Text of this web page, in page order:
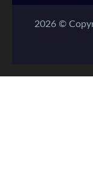
2026 ©